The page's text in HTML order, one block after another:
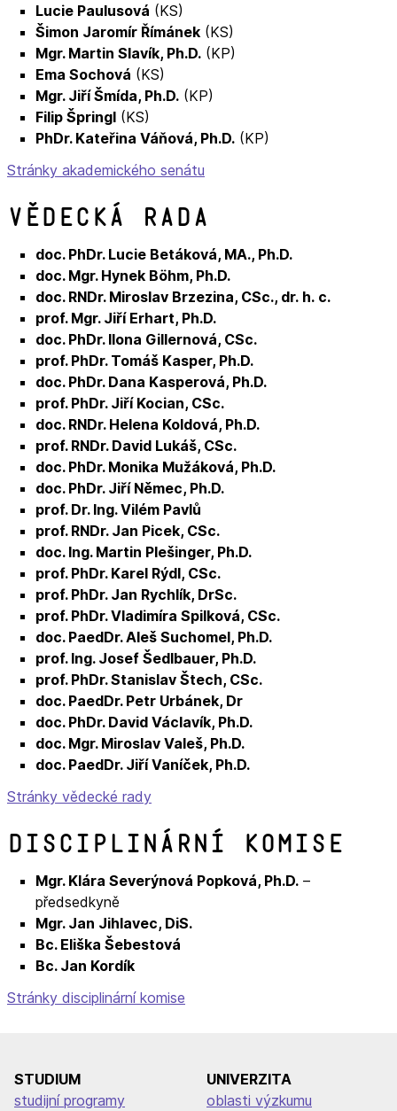
Lucie Paulusová (KS)
Šimon Jaromír Římánek (KS)
Mgr. Martin Slavík, Ph.D. (KP)
Ema Sochová (KS)
Mgr. Jiří Šmída, Ph.D. (KP)
Filip Špringl (KS)
PhDr. Kateřina Váňová, Ph.D. (KP)
Stránky akademického senátu
Vědecká rada
doc. PhDr. Lucie Betáková, MA., Ph.D.
doc. Mgr. Hynek Böhm, Ph.D.
doc. RNDr. Miroslav Brzezina, CSc., dr. h. c.
prof. Mgr. Jiří Erhart, Ph.D.
doc. PhDr. Ilona Gillernová, CSc.
prof. PhDr. Tomáš Kasper, Ph.D.
doc. PhDr. Dana Kasperová, Ph.D.
prof. PhDr. Jiří Kocian, CSc.
doc. RNDr. Helena Koldová, Ph.D.
prof. RNDr. David Lukáš, CSc.
doc. PhDr. Monika Mužáková, Ph.D.
doc. PhDr. Jiří Němec, Ph.D.
prof. Dr. Ing. Vilém Pavlů
prof. RNDr. Jan Picek, CSc.
doc. Ing. Martin Plešinger, Ph.D.
prof. PhDr. Karel Rýdl, CSc.
prof. PhDr. Jan Rychlík, DrSc.
prof. PhDr. Vladimíra Spilková, CSc.
doc. PaedDr. Aleš Suchomel, Ph.D.
prof. Ing. Josef Šedlbauer, Ph.D.
prof. PhDr. Stanislav Štech, CSc.
doc. PaedDr. Petr Urbánek, Dr
doc. PhDr. David Václavík, Ph.D.
doc. Mgr. Miroslav Valeš, Ph.D.
doc. PaedDr. Jiří Vaníček, Ph.D.
Stránky vědecké rady
Disciplinární komise
Mgr. Klára Severýnová Popková, Ph.D. –
předsedkyně
Mgr. Jan Jihlavec, DiS.
Bc. Eliška Šebestová
Bc. Jan Kordík
Stránky disciplinární komise
STUDIUM
studijní programy
UNIVERZITA
oblasti výzkumu